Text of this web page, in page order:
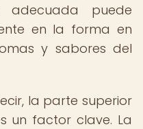
puede
en la forma en
y sabores del
la parte superior
un factor clave. La